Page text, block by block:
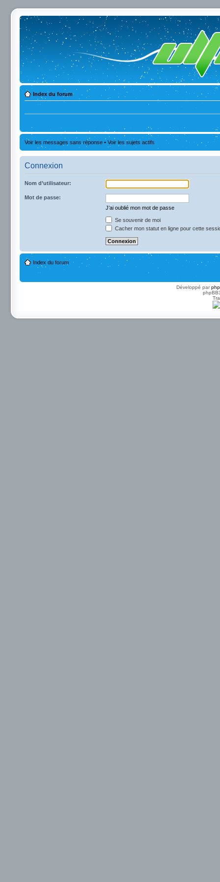
Index du forum
Voir les messages sans réponse • Voir les sujets actifs
Connexion
Nom d’utilisateur:
Mot de passe:
J’ai oublié mon mot de passe
Se souvenir de moi
Cacher mon statut en ligne pour cette
Index du forum
Développé par